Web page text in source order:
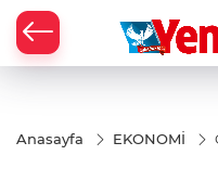
Anasayfa EKONOMİ